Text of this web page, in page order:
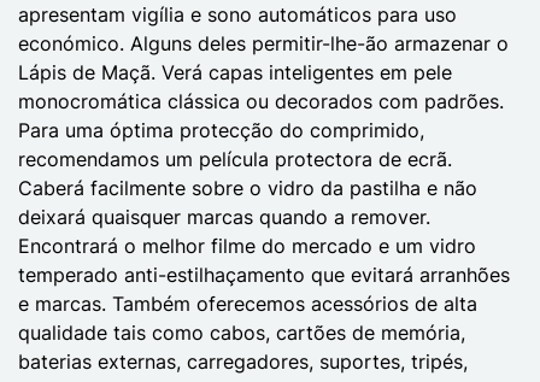
apresentam vigília e sono automáticos para uso
económico. Alguns deles permitir-lhe-ão armazenar o
Lápis de Maçã. Verá capas inteligentes em pele
monocromática clássica ou decorados com padrões.
Para uma óptima protecção do comprimido,
recomendamos um película protectora de ecrã.
Caberá facilmente sobre o vidro da pastilha e não
deixará quaisquer marcas quando a remover.
Encontrará o melhor filme do mercado e um vidro
temperado anti-estilhaçamento que evitará arranhões
e marcas. Também oferecemos acessórios de alta
qualidade tais como cabos, cartões de memória,
baterias externas, carregadores, suportes, tripés,